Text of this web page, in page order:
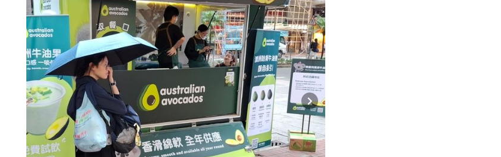
Next slide